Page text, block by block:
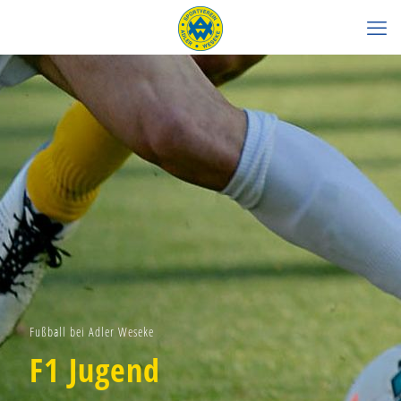
Fußball bei Adler Weseke
F1 Jugend